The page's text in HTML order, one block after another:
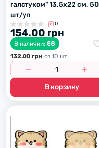
галстуком" 13.5х22 см, 50
шт/уп
0
154.00 грн
В наличии: 88
132.00 грн от 10 шт
В корзину